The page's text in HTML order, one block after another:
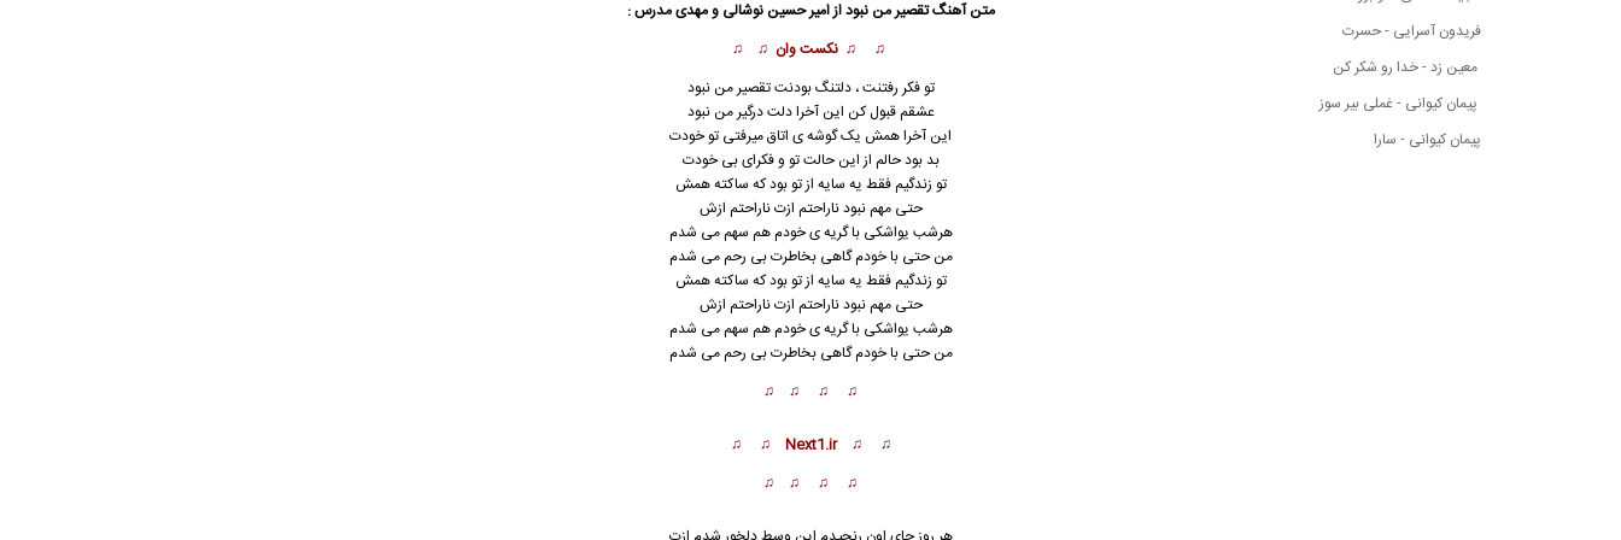
فریدون آسرایی - حسرت
معین زد - خدا رو شکر کن
پیمان کیوانی - غملی بیر سوز
پیمان کیوانی - سارا
متن آهنگ تقصیر من نبود از امیر حسین نوشالی و مهدی مدرس :
♫ ♫ نکست وان ♫ ♫
تو فکر رفتنت ، دلتنگ بودنت تقصیر من نبود
عشقم قبول کن این آخرا دلت درگیر من نبود
این آخرا همش یک گوشه ی اتاق میرفتی تو خودت
بد بود حالم از این حالت تو و فکرای بی خودت
تو زندگیم فقط یه سایه از تو بود که ساکته همش
حتی مهم نبود ناراحتم ازتناراحتم ازش
هرشب یواشکی با گریه ی خودم هم سهم می شدم
من حتی با خودم گاهی بخاطرت بی رحم می شدم
تو زندگیم فقط یه سایه از تو بود که ساکته همش
حتی مهم نبود ناراحتم ازت ناراحتم ازش
هرشب یواشکی با گریه ی خودم هم سهم می شدم
من حتی با خودم گاهی بخاطرت بی رحم می شدم
♫ ♫ ♫ ♫
♫ ♫ Next1.ir ♫ ♫
♫ ♫ ♫ ♫